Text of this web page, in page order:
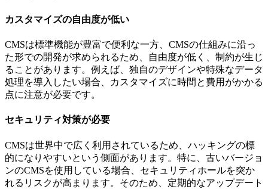
カスタマイズの自由度が低い
CMSは標準機能が豊富で便利な一方、CMSの仕組みに沿っ
た形での開発が求められるため、自由度が低く、制約が生じ
ることがあります。例えば、独自のデザインや特殊なデータ
処理を導入したい場合、カスタマイズに時間と費用がかかる
点に注意が必要です。
セキュリティ対策が必要
CMSは世界中で広く利用されているため、ハッキングの標
的になりやすいという側面があります。特に、古いバージョ
ンのCMSを使用している場合、セキュリティホールを突か
れるリスクが高まります。そのため、定期的なアップデート